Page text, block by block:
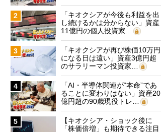
2
「キオクシアが今後も利益を出
し続けるかは分からない」資産
11億円の個人投資家…
3
「キオクシアが再び株価10万円
になる日は遠い」資産3億円超
のサラリーマン投資家…
4
「AI・半導体関連が“本命”であ
ることに変わりはない」資産20
億円超の90歳現役トレ…
5
【キオクシア・ショック後に
「株価倍増」も期待できる注目